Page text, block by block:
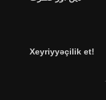
Xeyriyyəçilik et!